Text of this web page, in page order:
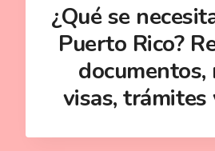
¿Qué se
Puerto Rico?
documentos,
visas, trámites